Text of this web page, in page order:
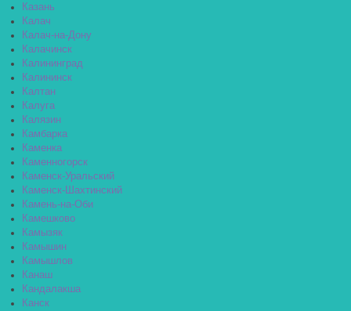
Казань
Калач
Калач-на-Дону
Калачинск
Калининград
Калининск
Калтан
Калуга
Калязин
Камбарка
Каменка
Каменногорск
Каменск-Уральский
Каменск-Шахтинский
Камень-на-Оби
Камешково
Камызяк
Камышин
Камышлов
Канаш
Кандалакша
Канск